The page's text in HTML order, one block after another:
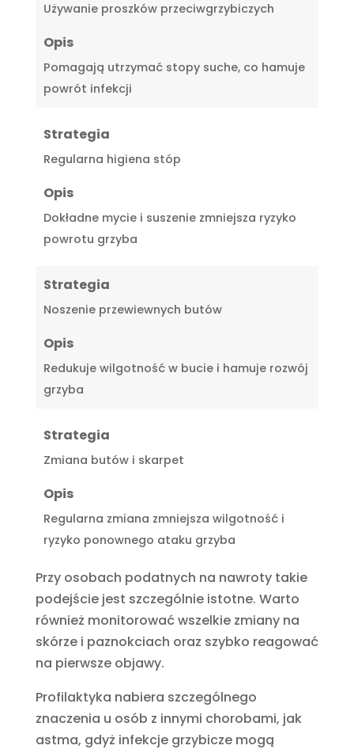
Używanie proszków przeciwgrzybiczych
Opis
Pomagają utrzymać stopy suche, co hamuje
powrót infekcji
Strategia
Regularna higiena stóp
Opis
Dokładne mycie i suszenie zmniejsza ryzyko
powrotu grzyba
Strategia
Noszenie przewiewnych butów
Opis
Redukuje wilgotność w bucie i hamuje rozwój
grzyba
Strategia
Zmiana butów i skarpet
Opis
Regularna zmiana zmniejsza wilgotność i
ryzyko ponownego ataku grzyba
Przy osobach podatnych na nawroty takie
podejście jest szczególnie istotne. Warto
również monitorować wszelkie zmiany na
skórze i paznokciach oraz szybko reagować
na pierwsze objawy.
Profilaktyka nabiera szczególnego
znaczenia u osób z innymi chorobami, jak
astma, gdyż infekcje grzybicze mogą